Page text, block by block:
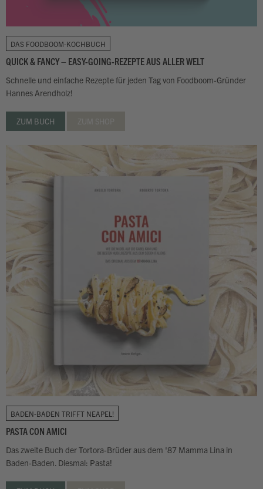
DAS FOODBOOM-KOCHBUCH
QUICK & FANCY – EASY-GOING-REZEPTE AUS ALLER WELT
Schnelle und einfache Rezepte für jeden Tag von Foodboom-Gründer
Hannes Arendholz!
ZUM BUCH
BADEN-BADEN TRIFFT NEAPEL!
PASTA CON AMICI
Das zweite Buch der Tortora-Brüder aus dem '87 Mamma Lina in
Baden-Baden. Diesmal: Pasta!